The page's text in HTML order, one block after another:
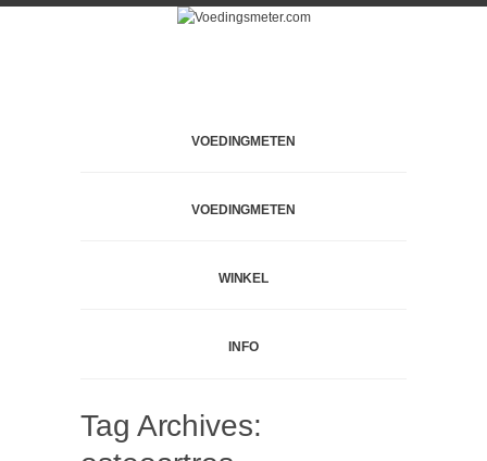
VOEDINGMETEN
VOEDINGMETEN
WINKEL
INFO
Tag Archives: